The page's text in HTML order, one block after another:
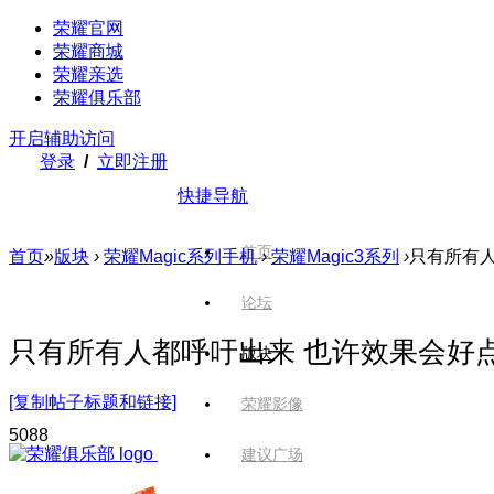
荣耀官网
荣耀商城
荣耀亲选
荣耀俱乐部
开启辅助访问
登录 / 立即注册
快捷导航
首页
论坛
版块
荣耀影像
建议广场
首页»版块 › 荣耀Magic系列手机 › 荣耀Magic3系列 ›只有所有
只有所有人都呼吁出来 也许效果会好
[复制帖子标题和链接]
5088